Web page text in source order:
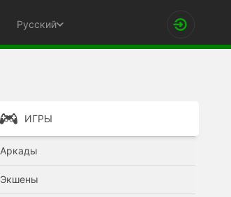
Русский
ИГРЫ
Аркады
Экшены